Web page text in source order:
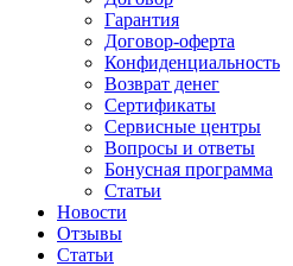
Гарантия
Договор-оферта
Конфиденциальность
Возврат денег
Сертификаты
Сервисные центры
Вопросы и ответы
Бонусная программа
Статьи
Новости
Отзывы
Статьи